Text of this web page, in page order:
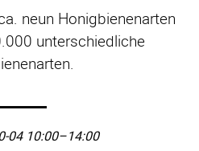
neun Honigbienenarten
unterschiedliche
04 10:00–14:00